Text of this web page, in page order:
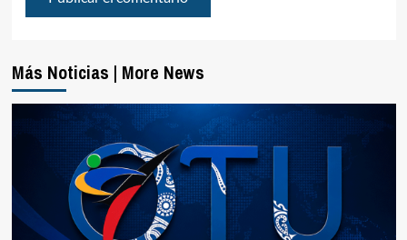
Más Noticias | More News